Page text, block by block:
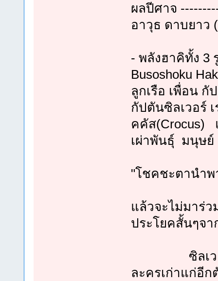
ผลปีศาจ
อาวุธ ดาบยาว
- พลังฮาคิทั้ง 3
Busoshoku
ลูกเรือ เพื่อน กั
กัปตันซิลเวอร์
คคัส(Crocus)
เผ่าพันธุ์ มนุษย์
"โชคชะตานำพ
แล้วจะไม่มาร่
ประโยคสั้นๆจา
ซิลเวอร์ เร
ละครเก่าแก่อี